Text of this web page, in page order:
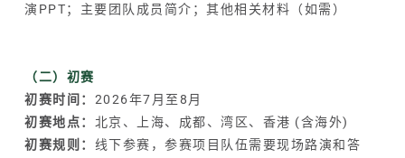
演PPT；主要团队成员简介；其他相关材料（如需）
（二）初赛
初赛时间： 2026年7月至8月
初赛地点： 北京、上海、成都、湾区、香港 (含海外)
初赛规则： 线下参赛，参赛项目队伍需要现场路演和答